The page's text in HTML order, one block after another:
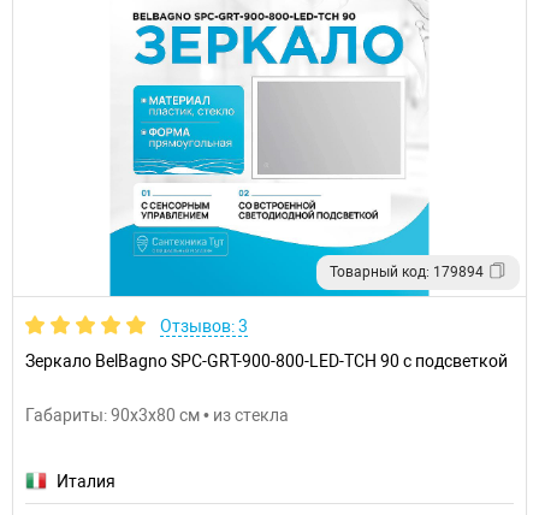
Товарный код: 179894
Отзывов: 3
Зеркало BelBagno SPC-GRT-900-800-LED-TCH 90 с подсветкой
Габариты: 90x3x80 см • из стекла
Италия